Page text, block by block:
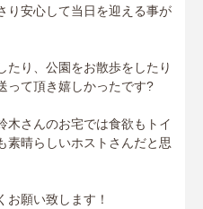
り安心して当日を迎える事が
たり、公園をお散歩をしたり
って頂き嬉しかったです?
木さんのお宅では食欲もトイ
素晴らしいホストさんだと思
お願い致します！